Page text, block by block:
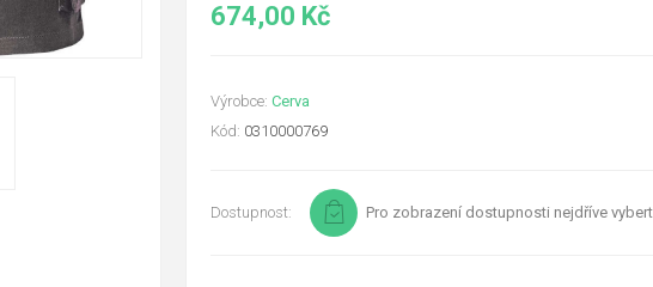
674,00 Kč
Výrobce: Cerva
Kód: 0310000769
Dostupnost: Pro zobrazení dostupnosti nejdříve